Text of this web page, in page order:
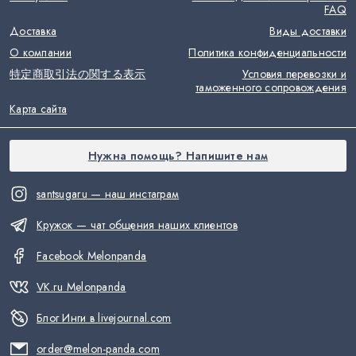
santsugaru — наш инстаграм
Кружок — чат общения наших клиентов
Facebook Melonpanda
VK.ru Melonpanda
Блог Инги в livejournal.com
order@melon-panda.com
FAQ
Доставка
Виды доставки
О компании
Политика конфиденциальности
特定商取引法の関する表示
Условия перевозки и
таможенного сопровождения
Карта сайта
Нужна помощь? Напишите нам